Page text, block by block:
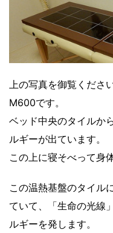
上の写真を御覧ください
M600です。
ベッド中央のタイルか
ルギーが出ています。
この上に寝そべって身
この温熱基盤のタイル
ていて、「生命の光線
ルギーを発します。